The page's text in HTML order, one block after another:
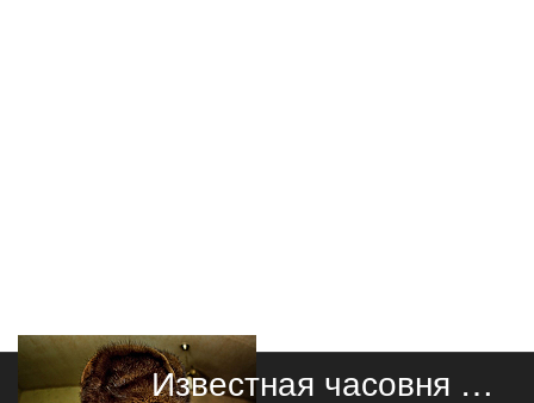
Известная часовня в Южной Моравии